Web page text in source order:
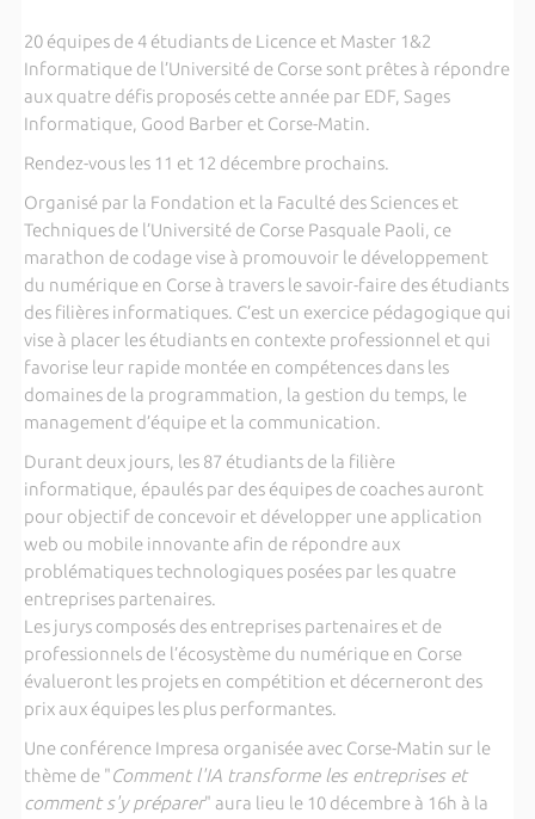
20 équipes de 4 étudiants de Licence et Master 1&2
Informatique de l’Université de Corse sont prêtes à répondre
aux quatre défis proposés cette année par EDF, Sages
Informatique, Good Barber et Corse-Matin.
Rendez-vous les 11 et 12 décembre prochains.
Organisé par la Fondation et la Faculté des Sciences et
Techniques de l’Université de Corse Pasquale Paoli, ce
marathon de codage vise à promouvoir le développement
du numérique en Corse à travers le savoir-faire des étudiants
des filières informatiques. C’est un exercice pédagogique qui
vise à placer les étudiants en contexte professionnel et qui
favorise leur rapide montée en compétences dans les
domaines de la programmation, la gestion du temps, le
management d’équipe et la communication.
Durant deux jours, les 87 étudiants de la filière
informatique, épaulés par des équipes de coaches auront
pour objectif de concevoir et développer une application
web ou mobile innovante afin de répondre aux
problématiques technologiques posées par les quatre
entreprises partenaires.
Les jurys composés des entreprises partenaires et de
professionnels de l’écosystème du numérique en Corse
évalueront les projets en compétition et décerneront des
prix aux équipes les plus performantes.
Une conférence Impresa organisée avec Corse-Matin sur le
thème de "Comment l'IA transforme les entreprises et
comment s'y préparer" aura lieu le 10 décembre à 16h à la